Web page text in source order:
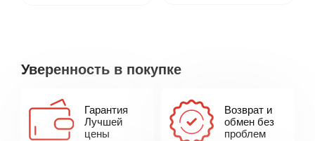
Уверенность в покупке
Гарантия
Лучшей
цены
Возврат и
обмен без
проблем